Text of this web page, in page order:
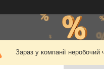
Зараз у компанії